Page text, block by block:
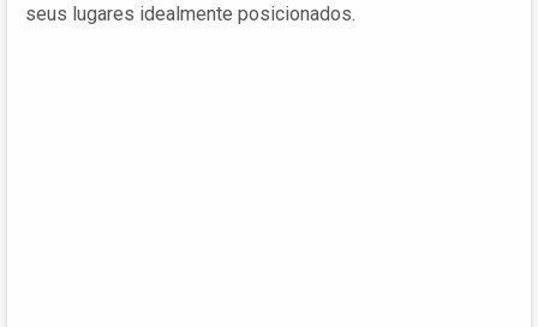
seus lugares idealmente posicionados.